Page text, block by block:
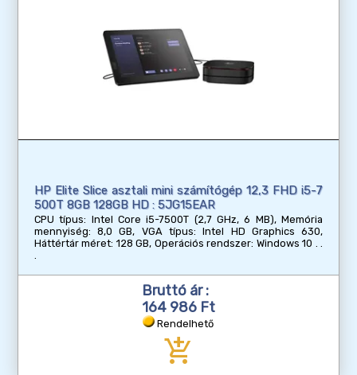
HP Elite Slice asztali mini számítógép 12,3 FHD i5-7
500T 8GB 128GB HD : 5JG15EAR
CPU típus: Intel Core i5-7500T (2,7 GHz, 6 MB), Memória
mennyiség: 8,0 GB, VGA típus: Intel HD Graphics 630,
Háttértár méret: 128 GB, Operációs rendszer: Windows 10
Bruttó ár :
164 986 Ft
Rendelhető
add_shopping_cart